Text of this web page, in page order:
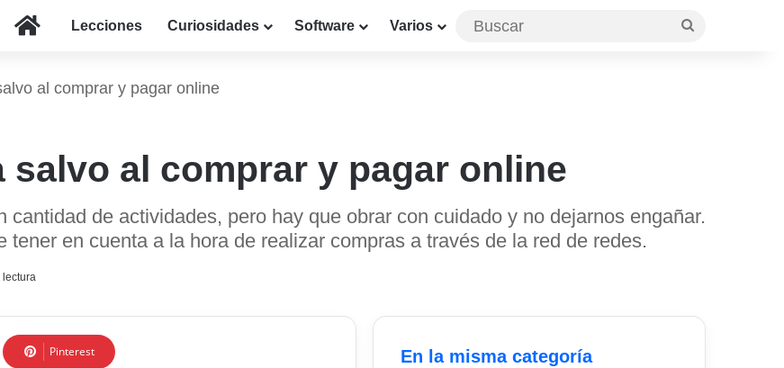
InicioLecciones Curiosidades Software Varios
al comprar y pagar online
salvo al comprar y pagar online
cantidad de actividades, pero hay que obrar con cuidado y no dejarnos engañar.
en cuenta a la hora de realizar compras a través de la red de redes.
lectura
Pinterest En la misma categoría